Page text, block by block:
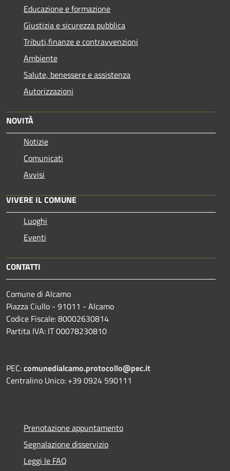
Educazione e formazione
Giustizia e sicurezza pubblica
Tributi,finanze e contravvenzioni
Ambiente
Salute, benessere e assistenza
Autorizzazioni
NOVITÀ
Notizie
Comunicati
Avvisi
VIVERE IL COMUNE
Luoghi
Eventi
CONTATTI
Comune di Alcamo
Piazza Ciullo - 91011 - Alcamo
Codice Fiscale: 80002630814
Partita IVA: IT 00078230810
PEC:comunedialcamo.protocollo@pec.it
Centralino Unico: +39 0924 590111
Prenotazione appuntamento
Segnalazione disservizio
Leggi le FAQ